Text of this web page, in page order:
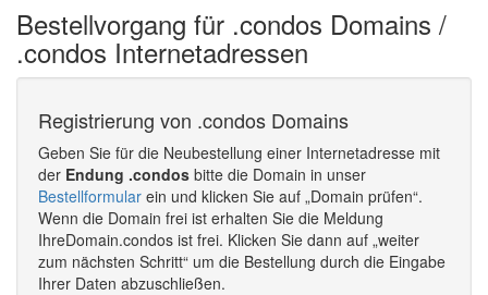
Bestellvorgang für .condos Domains /
.condos Internetadressen
Registrierung von .condos Domains
Geben Sie für die Neubestellung einer Internetadresse mit
der Endung .condos bitte die Domain in unser
Bestellformular ein und klicken Sie auf „Domain prüfen“.
Wenn die Domain frei ist erhalten Sie die Meldung
IhreDomain.condos ist frei. Klicken Sie dann auf „weiter
zum nächsten Schritt“ um die Bestellung durch die Eingabe
Ihrer Daten abzuschließen.